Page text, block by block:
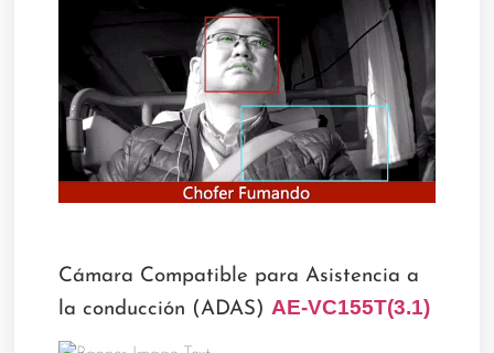
Cámara Compatible para Asistencia a
la conducción (ADAS) AE-VC155T(3.1)